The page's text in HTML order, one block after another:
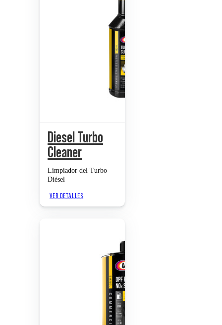
Diesel Turbo
Cleaner
Limpiador del Turbo
Diésel
VER DETALLES